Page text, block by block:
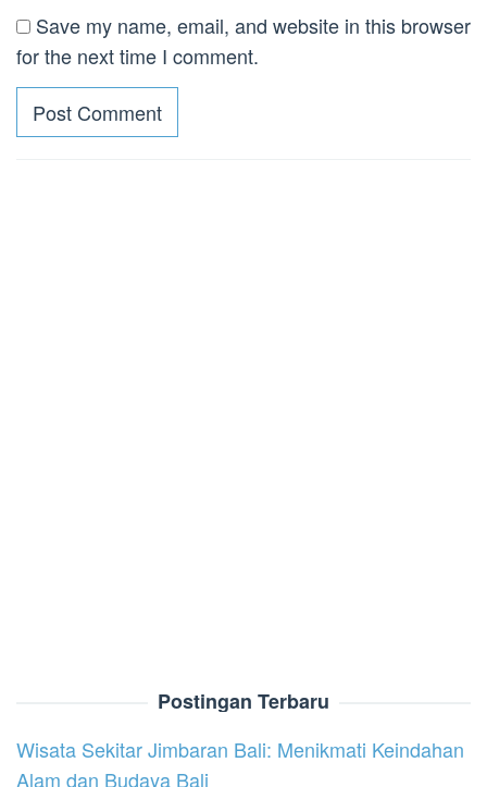
Save my name, email, and website in this browser
for the next time I comment.
Postingan Terbaru
Wisata Sekitar Jimbaran Bali: Menikmati Keindahan
Alam dan Budaya Bali